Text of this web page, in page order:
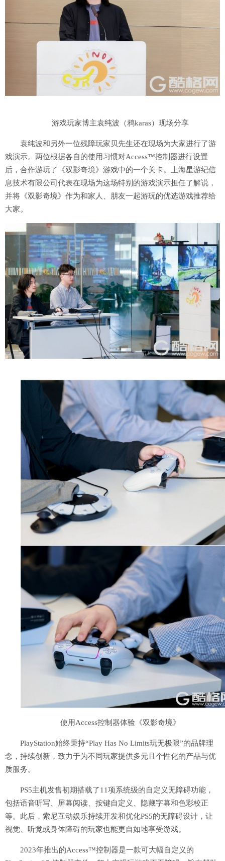
游戏玩家博主袁纯波（鸦karas）现场分享
袁纯波和另外一位残障玩家贝先生还在现场为大家进行了游
戏演示。两位根据各自的使用习惯对Access™控制器进行设置
后，合作游玩了《双影奇境》游戏中的一个关卡。上海星游纪信
息技术有限公司代表在现场为这场特别的游戏演示担任了解说，
并将《双影奇境》作为和家人、朋友一起游玩的优选游戏推荐给
大家。
使用Access控制器体验《双影奇境》
PlayStation始终秉持“Play Has No Limits玩无极限”的品牌理
念，持续创新，致力于为不同玩家提供多元且个性化的产品与优
质服务。
PS5主机发售初期搭载了11项系统级的自定义无障碍功能，
包括语音听写、屏幕阅读、按键自定义、隐藏字幕和色彩校正
等。此后，索尼互动娱乐持续开发和优化PS5的无障碍设计，让
视觉、听觉或身体障碍的玩家也能更自如地享受游戏。
2023年推出的Access™控制器是一款可大幅自定义的